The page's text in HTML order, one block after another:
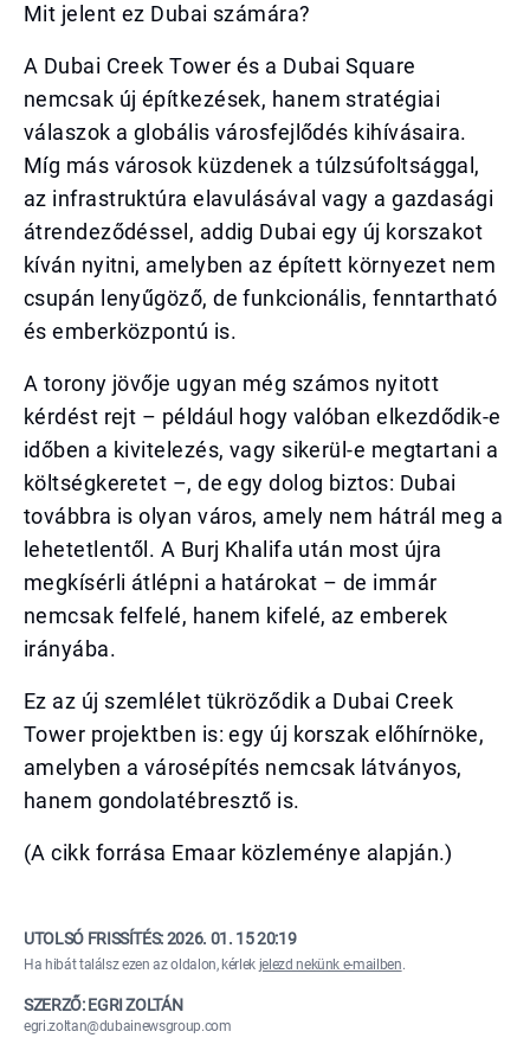
Mit jelent ez Dubai számára?
A Dubai Creek Tower és a Dubai Square
nemcsak új építkezések, hanem stratégiai
válaszok a globális városfejlődés kihívásaira.
Míg más városok küzdenek a túlzsúfoltsággal,
az infrastruktúra elavulásával vagy a gazdasági
átrendeződéssel, addig Dubai egy új korszakot
kíván nyitni, amelyben az épített környezet nem
csupán lenyűgöző, de funkcionális, fenntartható
és emberközpontú is.
A torony jövője ugyan még számos nyitott
kérdést rejt – például hogy valóban elkezdődik-e
időben a kivitelezés, vagy sikerül-e megtartani a
költségkeretet –, de egy dolog biztos: Dubai
továbbra is olyan város, amely nem hátrál meg a
lehetetlentől. A Burj Khalifa után most újra
megkísérli átlépni a határokat – de immár
nemcsak felfelé, hanem kifelé, az emberek
irányába.
Ez az új szemlélet tükröződik a Dubai Creek
Tower projektben is: egy új korszak előhírnöke,
amelyben a városépítés nemcsak látványos,
hanem gondolatébresztő is.
(A cikk forrása Emaar közleménye alapján.)
UTOLSÓ FRISSÍTÉS:2026. 01. 15 20:19
Ha hibát találsz ezen az oldalon, kérlek jelezd nekünk e-mailben.
SZERZŐ: EGRI ZOLTÁN
egri.zoltan@dubainewsgroup.com